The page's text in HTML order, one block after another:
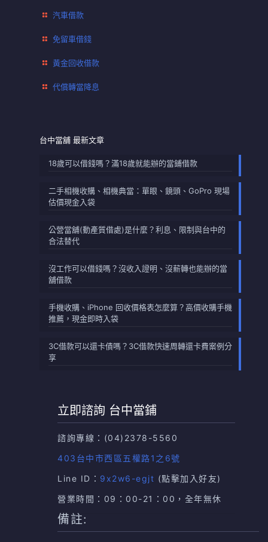
汽車借款
免留車借錢
黃金回收借款
代償轉當降息
台中當舖 最新文章
18歲可以借錢嗎？滿18歲就能辦的當鋪借款
二手相機收購、相機典當：單眼、鏡頭、GoPro 現場
估價現金入袋
公營當舖(動產質借處)是什麼？利息、限制與台中的
合法替代
沒工作可以借錢嗎？沒收入證明、沒薪轉也能辦的當
舖借款
手機收購、iPhone 回收價格表怎麼算？高價收購手機
推薦，現金即時入袋
3C借款可以還卡債嗎？3C借款快速周轉還卡費案例分
享
立即諮詢 台中當鋪
諮詢專線： (04)2378-5560
403台中市西區五權路1之6號
Line ID： 9x2w6-egjt (點擊加入好友)
營業時間：09：00-21：00，全年無休
備註: